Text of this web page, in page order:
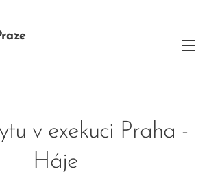
v exekuci Praha -
Háje